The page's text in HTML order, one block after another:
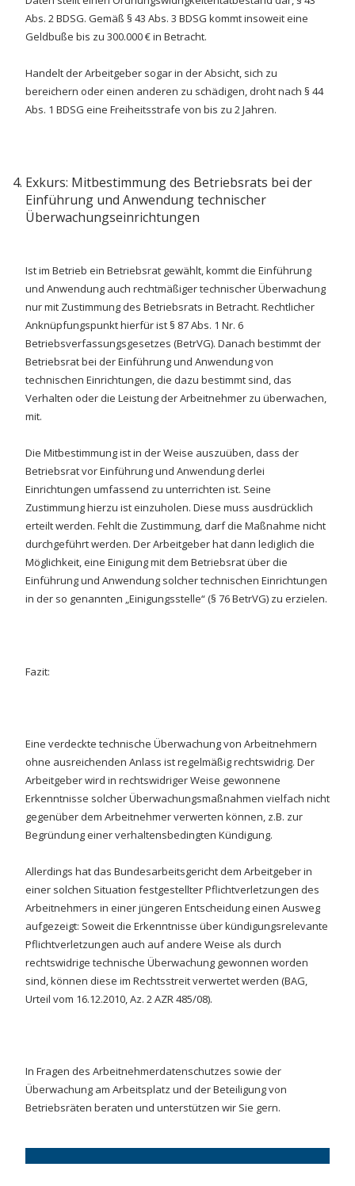
Abs. 2 BDSG. Gemäß § 43 Abs. 3 BDSG kommt insoweit eine
Geldbuße bis zu 300.000 € in Betracht.
Handelt der Arbeitgeber sogar in der Absicht, sich zu
bereichern oder einen anderen zu schädigen, droht nach § 44
Abs. 1 BDSG eine Freiheitsstrafe von bis zu 2 Jahren.
Exkurs: Mitbestimmung des Betriebsrats bei der
Einführung und Anwendung technischer
Überwachungseinrichtungen
Ist im Betrieb ein Betriebsrat gewählt, kommt die Einführung
und Anwendung auch rechtmäßiger technischer Überwachung
nur mit Zustimmung des Betriebsrats in Betracht. Rechtlicher
Anknüpfungspunkt hierfür ist § 87 Abs. 1 Nr. 6
Betriebsverfassungsgesetzes (BetrVG). Danach bestimmt der
Betriebsrat bei der Einführung und Anwendung von
technischen Einrichtungen, die dazu bestimmt sind, das
Verhalten oder die Leistung der Arbeitnehmer zu überwachen,
mit.
Die Mitbestimmung ist in der Weise auszuüben, dass der
Betriebsrat vor Einführung und Anwendung derlei
Einrichtungen umfassend zu unterrichten ist. Seine
Zustimmung hierzu ist einzuholen. Diese muss ausdrücklich
erteilt werden. Fehlt die Zustimmung, darf die Maßnahme nicht
durchgeführt werden. Der Arbeitgeber hat dann lediglich die
Möglichkeit, eine Einigung mit dem Betriebsrat über die
Einführung und Anwendung solcher technischen Einrichtungen
in der so genannten „Einigungsstelle“ (§ 76 BetrVG) zu erzielen.
Fazit:
Eine verdeckte technische Überwachung von Arbeitnehmern
ohne ausreichenden Anlass ist regelmäßig rechtswidrig. Der
Arbeitgeber wird in rechtswidriger Weise gewonnene
Erkenntnisse solcher Überwachungsmaßnahmen vielfach nicht
gegenüber dem Arbeitnehmer verwerten können, z.B. zur
Begründung einer verhaltensbedingten Kündigung.
Allerdings hat das Bundesarbeitsgericht dem Arbeitgeber in
einer solchen Situation festgestellter Pflichtverletzungen des
Arbeitnehmers in einer jüngeren Entscheidung einen Ausweg
aufgezeigt: Soweit die Erkenntnisse über kündigungsrelevante
Pflichtverletzungen auch auf andere Weise als durch
rechtswidrige technische Überwachung gewonnen worden
sind, können diese im Rechtsstreit verwertet werden (BAG,
Urteil vom 16.12.2010, Az. 2 AZR 485/08).
In Fragen des Arbeitnehmerdatenschutzes sowie der
Überwachung am Arbeitsplatz und der Beteiligung von
Betriebsräten beraten und unterstützen wir Sie gern.